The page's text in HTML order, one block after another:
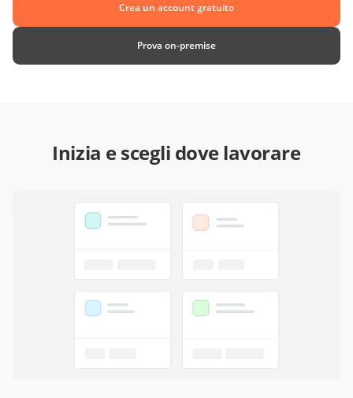
Crea un account gratuito
Prova on-premise
Inizia e scegli dove lavorare